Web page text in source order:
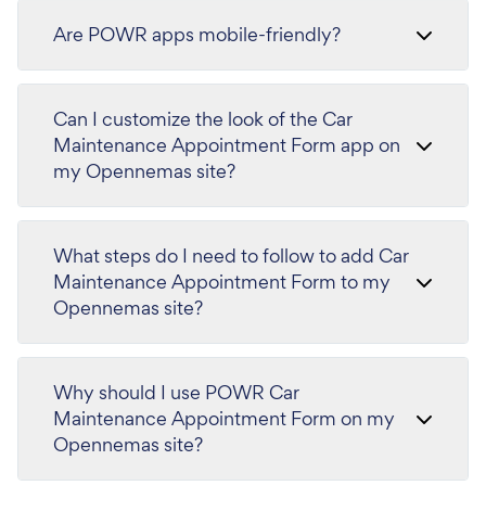
Are POWR apps mobile-friendly?
Can I customize the look of the Car
Maintenance Appointment Form app on
my Opennemas site?
What steps do I need to follow to add Car
Maintenance Appointment Form to my
Opennemas site?
Why should I use POWR Car
Maintenance Appointment Form on my
Opennemas site?